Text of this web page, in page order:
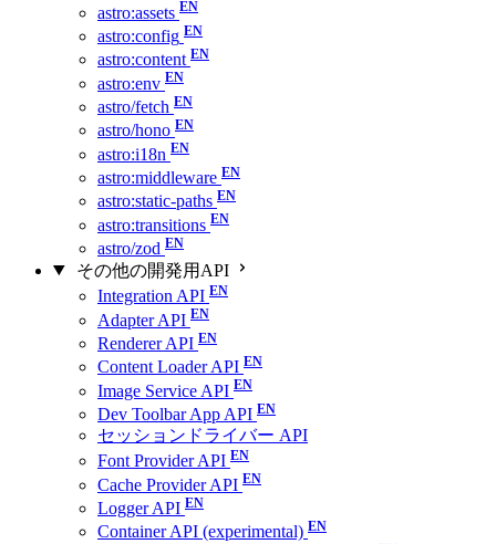
astro:assets
astro:config
astro:content
astro:env
astro/fetch
astro/hono
astro:i18n
astro:middleware
astro:static-paths
astro:transitions
astro/zod
その他の開発用API
Integration API
Adapter API
Renderer API
Content Loader API
Image Service API
Dev Toolbar App API
セッションドライバー API
Font Provider API
Cache Provider API
Logger API
Container API (experimental)